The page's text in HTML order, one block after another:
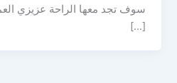
سوف تجد معها الراحة عزيزي
[…]